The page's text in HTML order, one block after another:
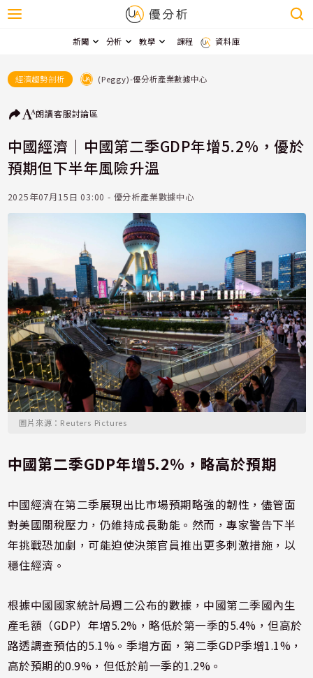
新聞 分析 教學 課程 資料庫
經濟趨勢剖析 (Peggy)-優分析產業數據中心
朗讀客服討論區
中國經濟｜中國第二季GDP年增5.2%，優於
預期但下半年風險升溫
2025年07月15日 03:00 - 優分析產業數據中心
圖片來源：Reuters Pictures
中國第二季GDP年增5.2%，略高於預期
中國經濟在第二季展現出比市場預期略強的韌性，儘管面
對美國關稅壓力，仍維持成長動能。然而，專家警告下半
年挑戰恐加劇，可能迫使決策官員推出更多刺激措施，以
穩住經濟。
根據中國國家統計局週二公布的數據，中國第二季國內生
產毛額（GDP）年增5.2%，略低於第一季的5.4%，但高於
路透調查預估的5.1%。季增方面，第二季GDP季增1.1%，
高於預期的0.9%，但低於前一季的1.2%。